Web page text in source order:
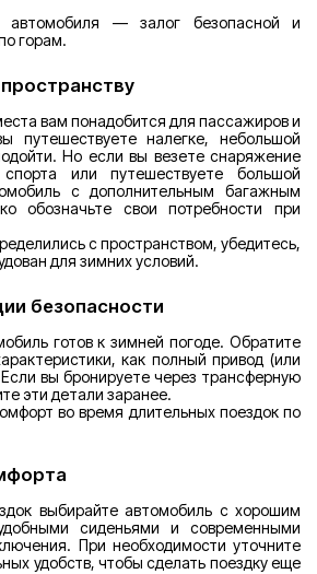
автомобиля — залог безопасной и
горам.
вам понадобится для пассажиров и
путешествуете налегке, небольшой
Но если вы везете снаряжение
или путешествуете большой
с дополнительным багажным
обозначьте свои потребности при
с пространством, убедитесь,
для зимних условий.
безопасности
готов к зимней погоде. Обратите
как полный привод (или
вы бронируете через трансферную
эти детали заранее.
во время длительных поездок по
выбирайте автомобиль с хорошим
сиденьями и современными
При необходимости уточните
удобств, чтобы сделать поездку еще